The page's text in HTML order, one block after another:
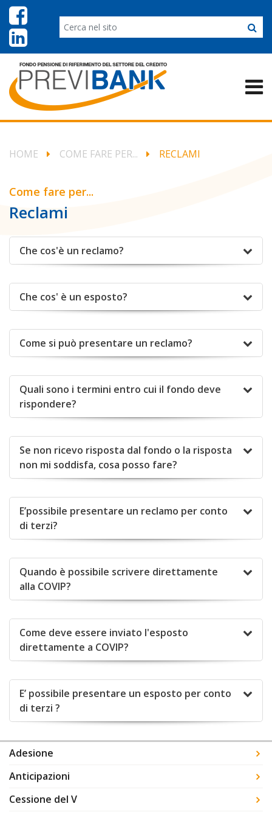
HOME COME FARE PER... RECLAMI
Come fare per...
Reclami
Che cos'è un reclamo?
Che cos' è un esposto?
Come si può presentare un reclamo?
Quali sono i termini entro cui il fondo deve
rispondere?
Se non ricevo risposta dal fondo o la risposta
non mi soddisfa, cosa posso fare?
E’possibile presentare un reclamo per conto
di terzi?
Quando è possibile scrivere direttamente
alla COVIP?
Come deve essere inviato l'esposto
direttamente a COVIP?
E’ possibile presentare un esposto per conto
di terzi ?
Adesione
Anticipazioni
Cessione del V